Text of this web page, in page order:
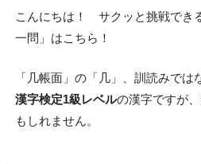
こんにちは！ サクッと挑戦でき
一問」はこちら！
「几帳面」の「几」、訓読みで
漢字検定1級レベルの漢字ですが
もしれません。